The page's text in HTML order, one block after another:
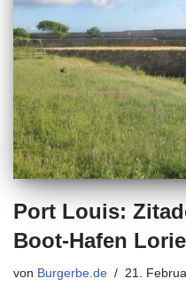
Port Louis:
Boot-Hafen
von Burgerbe.de 21.